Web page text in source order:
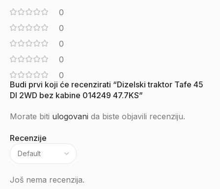
0
0
0
0
0
Recenzije
Još nema recenzija.
Budi prvi koji će recenzirati “Dizelski traktor Tafe 45
DI 2WD bez kabine 014249 47.7KS”
Morate biti ulogovani da biste objavili recenziju.